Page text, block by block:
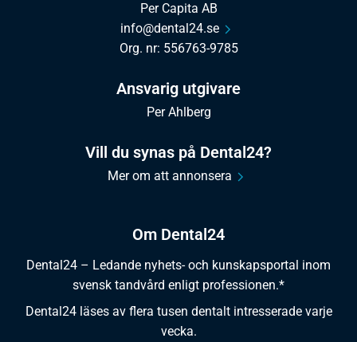
Om Dental24
Dental24 – Ledande nyhets- och kunskapsportal inom
svensk tandvård enligt professionen.*
Dental24 läses av flera tusen dentalt intresserade varje
vecka.
Per Capita AB
info@dental24.se
Org. nr: 556763-9785
Ansvarig utgivare
Per Ahlberg
Vill du synas på Dental24?
Mer om att annonsera